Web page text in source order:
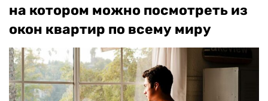
на котором можно посмотреть из
окон квартир по всему миру